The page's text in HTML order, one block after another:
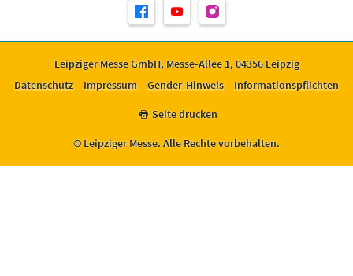
Leipziger Messe GmbH, Messe-Allee 1, 04356 Leipzig
Datenschutz
Impressum Gender-Hinweis Informationspflichten
Seite drucken
© Leipziger Messe. Alle Rechte vorbehalten.